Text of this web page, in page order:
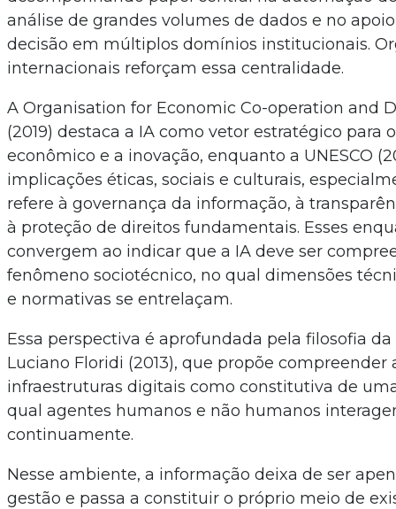
análise de grandes volumes de dados e no
decisão em múltiplos domínios institucionais.
internacionais reforçam essa centralidade.
A Organisation for Economic Co-operation and
(2019) destaca a IA como vetor estratégico para
econômico e a inovação, enquanto a UNESCO
implicações éticas, sociais e culturais,
refere à governança da informação, à
à proteção de direitos fundamentais. Esses
convergem ao indicar que a IA deve ser
fenômeno sociotécnico, no qual dimensões
e normativas se entrelaçam.
Essa perspectiva é aprofundada pela filosofia
Luciano Floridi (2013), que propõe compreender
infraestruturas digitais como constitutiva de uma
qual agentes humanos e não humanos
continuamente.
Nesse ambiente, a informação deixa de ser
gestão e passa a constituir o próprio meio de